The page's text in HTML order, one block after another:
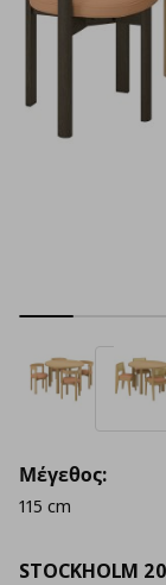
STOCKHOLM
Μέγεθος:
115 cm